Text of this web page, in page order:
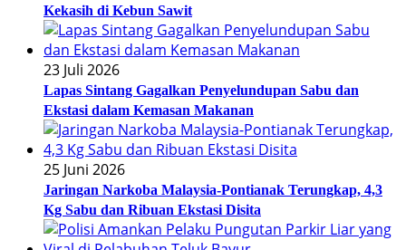
Kekasih di Kebun Sawit
23 Juli 2026
Lapas Sintang Gagalkan Penyelundupan Sabu dan
Ekstasi dalam Kemasan Makanan
25 Juni 2026
Jaringan Narkoba Malaysia-Pontianak Terungkap, 4,3
Kg Sabu dan Ribuan Ekstasi Disita